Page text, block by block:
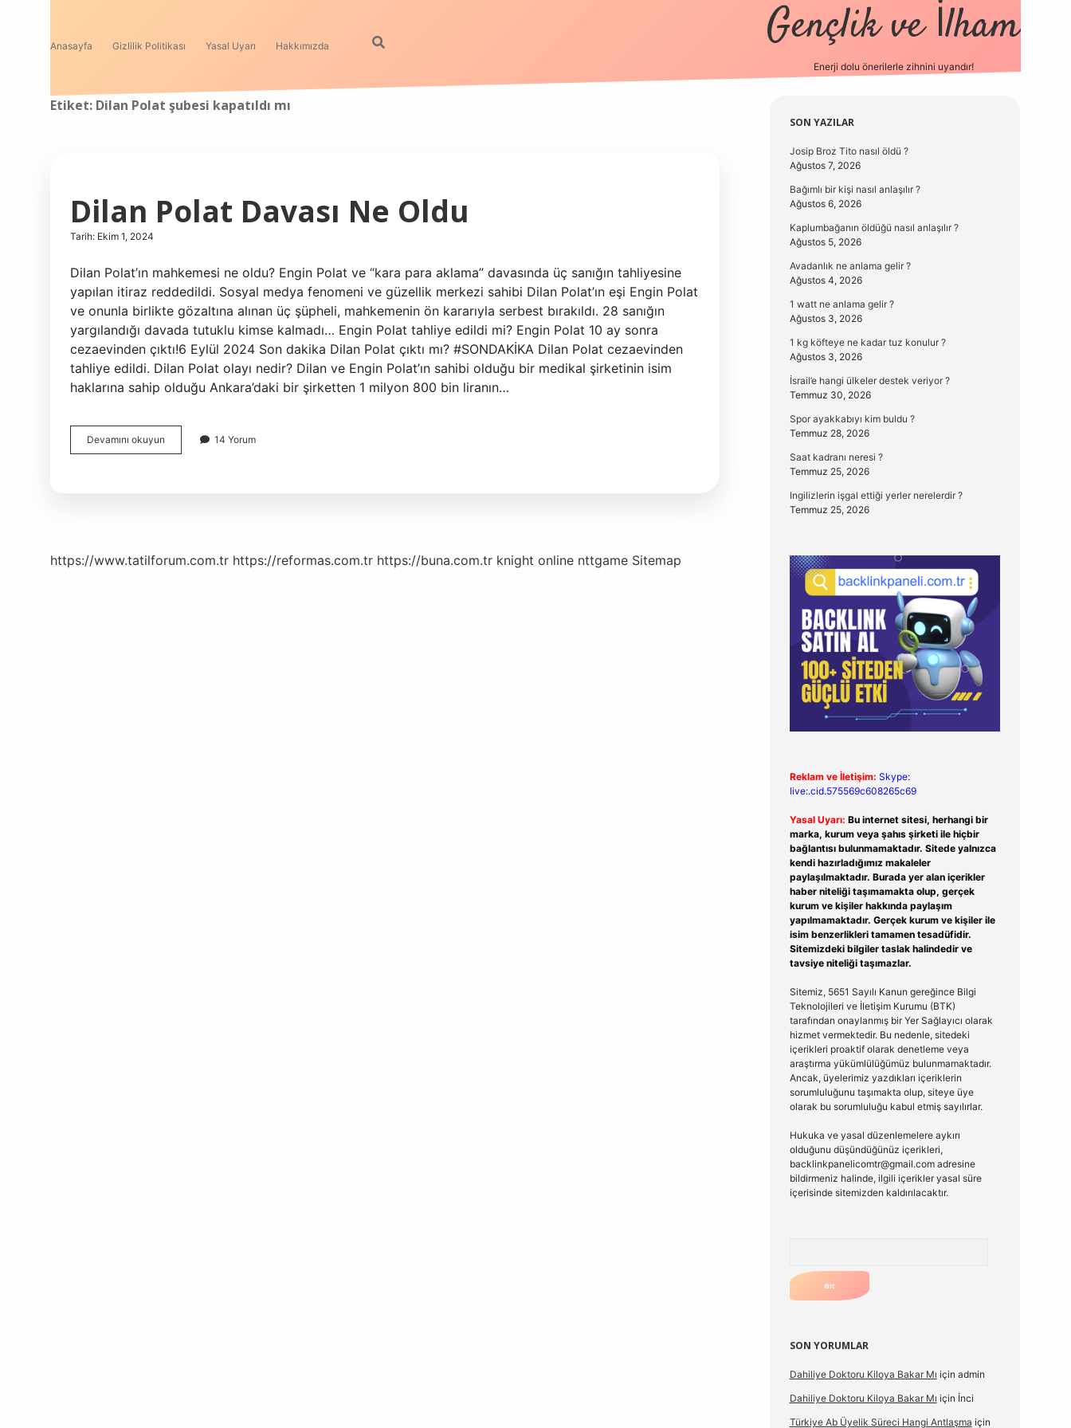
Anasayfa Gizlilik Politikası Yasal Uyarı Hakkımızda Gençlik ve İlham
Enerji dolu önerilerle zihnini uyandır!
Etiket: Dilan Polat şubesi kapatıldı mı
Dilan Polat Davası Ne Oldu
Tarih: Ekim 1, 2024
Dilan Polat’ın mahkemesi ne oldu? Engin Polat ve “kara para aklama” davasında üç sanığın tahliyesine
yapılan itiraz reddedildi. Sosyal medya fenomeni ve güzellik merkezi sahibi Dilan Polat’ın eşi Engin Polat
ve onunla birlikte gözaltına alınan üç şüpheli, mahkemenin ön kararıyla serbest bırakıldı. 28 sanığın
yargılandığı davada tutuklu kimse kalmadı… Engin Polat tahliye edildi mi? Engin Polat 10 ay sonra
cezaevinden çıktı!6 Eylül 2024 Son dakika Dilan Polat çıktı mı? #SONDAKİKA Dilan Polat cezaevinden
tahliye edildi. Dilan Polat olayı nedir? Dilan ve Engin Polat’ın sahibi olduğu bir medikal şirketinin isim
haklarına sahip olduğu Ankara’daki bir şirketten 1 milyon 800 bin liranın…
Devamını okuyun
Polat
14 Yorum
https://www.tatilforum.com.tr https://reformas.com.tr https://buna.com.tr knight online nttgame Sitemap
Sidebar
SON YAZILAR
Josip Broz Tito nasıl öldü ?
Ağustos 7, 2026
Bağımlı bir kişi nasıl anlaşılır ?
Ağustos 6, 2026
Kaplumbağanın öldüğü nasıl anlaşılır ?
Ağustos 5, 2026
Avadanlık ne anlama gelir ?
Ağustos 4, 2026
1 watt ne anlama gelir ?
Ağustos 3, 2026
1 kg köfteye ne kadar tuz konulur ?
Ağustos 3, 2026
İsrail’e hangi ülkeler destek veriyor ?
Temmuz 30, 2026
Spor ayakkabıyı kim buldu ?
Temmuz 28, 2026
Saat kadranı neresi ?
Temmuz 25, 2026
Ingilizlerin işgal ettiği yerler nerelerdir ?
Temmuz 25, 2026
Reklam ve İletişim: Skype:
live:.cid.575569c608265c69
Yasal Uyarı: Bu internet sitesi, herhangi bir
marka, kurum veya şahıs şirketi ile hiçbir
bağlantısı bulunmamaktadır. Sitede yalnızca
kendi hazırladığımız makaleler
paylaşılmaktadır. Burada yer alan içerikler
haber niteliği taşımamakta olup, gerçek
kurum ve kişiler hakkında paylaşım
yapılmamaktadır. Gerçek kurum ve kişiler ile
isim benzerlikleri tamamen tesadüfidir.
Sitemizdeki bilgiler taslak halindedir ve
tavsiye niteliği taşımazlar.
Sitemiz, 5651 Sayılı Kanun gereğince Bilgi
Teknolojileri ve İletişim Kurumu (BTK)
tarafından onaylanmış bir Yer Sağlayıcı olarak
hizmet vermektedir. Bu nedenle, sitedeki
içerikleri proaktif olarak denetleme veya
araştırma yükümlülüğümüz bulunmamaktadır.
Ancak, üyelerimiz yazdıkları içeriklerin
sorumluluğunu taşımakta olup, siteye üye
olarak bu sorumluluğu kabul etmiş sayılırlar.
Hukuka ve yasal düzenlemelere aykırı
olduğunu düşündüğünüz içerikleri,
backlinkpanelicomtr@gmail.comadresine
bildirmeniz halinde, ilgili içerikler yasal süre
içerisinde sitemizden kaldırılacaktır.
SON YORUMLAR
Dahiliye Doktoru Kiloya Bakar Mı için admin
Dahiliye Doktoru Kiloya Bakar Mı için İnci
Türkiye Ab Üyelik Süreci Hangi Antlaşma için